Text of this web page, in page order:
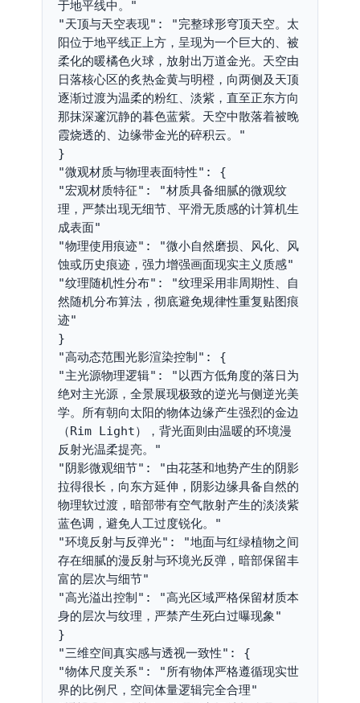
于地平线中。"
"天顶与天空表现": "完整球形穹顶天空。太
阳位于地平线正上方，呈现为一个巨大的、被
柔化的暖橘色火球，放射出万道金光。天空由
日落核心区的炙热金黄与明橙，向两侧及天顶
逐渐过渡为温柔的粉红、淡紫，直至正东方向
那抹深邃沉静的暮色蓝紫。天空中散落着被晚
霞烧透的、边缘带金光的碎积云。"
}
"微观材质与物理表面特性": {
"宏观材质特征": "材质具备细腻的微观纹
理，严禁出现无细节、平滑无质感的计算机生
成表面"
"物理使用痕迹": "微小自然磨损、风化、风
蚀或历史痕迹，强力增强画面现实主义质感"
"纹理随机性分布": "纹理采用非周期性、自
然随机分布算法，彻底避免规律性重复贴图痕
迹"
}
"高动态范围光影渲染控制": {
"主光源物理逻辑": "以西方低角度的落日为
绝对主光源，全景展现极致的逆光与侧逆光美
学。所有朝向太阳的物体边缘产生强烈的金边
（Rim Light），背光面则由温暖的环境漫
反射光温柔提亮。"
"阴影微观细节": "由花茎和地势产生的阴影
拉得很长，向东方延伸，阴影边缘具备自然的
物理软过渡，暗部带有空气散射产生的淡淡紫
蓝色调，避免人工过度锐化。"
"环境反射与反弹光": "地面与红绿植物之间
存在细腻的漫反射与环境光反弹，暗部保留丰
富的层次与细节"
"高光溢出控制": "高光区域严格保留材质本
身的层次与纹理，严禁产生死白过曝现象"
}
"三维空间真实感与透视一致性": {
"物体尺度关系": "所有物体严格遵循现实世
界的比例尺，空间体量逻辑完全合理"